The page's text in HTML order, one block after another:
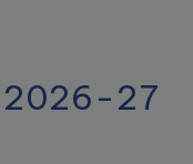
2026-27